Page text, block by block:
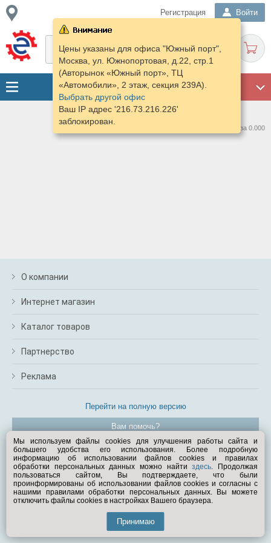
Регистрация Войти
Цены указаны для офиса "Южный порт",
Москва, ул. Южнопортовая, д.22, стр.1
(Авторынок «Южный порт», ТЦ
«Автомобили», 2 этаж, секция 239А).
Выбрать другой офис
Ваш IP адрес '216.73.216.226'
заблокирован.
Нашлось предложений: 0 за 0.000
О компании
Интернет магазин
Каталог товаров
Партнерство
Реклама
Перейти на полную версию
Вам помочь?
© Exist.ru 1998—2026
Мы используем файлы cookies для улучшения работы сайта и
большего удобства его использования. Более подробную
информацию об использовании файлов cookies и правилах
обработки персональных данных можно найтиздесь. Продолжая
пользоваться сайтом, Вы подтверждаете, что были
проинформированы об использовании файлов cookies и согласны с
нашими правилами обработки персональных данных. Вы можете
отключить файлы cookies в настройках Вашего браузера.
Принимаю